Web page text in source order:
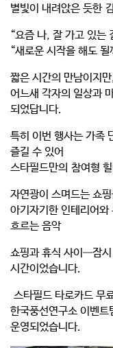
별빛이 내려앉은 듯한
“요즘 나, 잘 가고 있는
“새로운 시작을 해도
짧은 시간의 만남이지
어느새 각자의 일상과
되었답니다.
특히 이번 행사는 가족
즐길 수 있어
스타필드만의 참여형
자연광이 스며드는 쇼
아기자기한 인테리어와
흐르는 음악
쇼핑과 휴식 사이—잠
시간이었습니다.
스타필드 타로카드 무
한국풍선연구소 이벤트
운영되었습니다.